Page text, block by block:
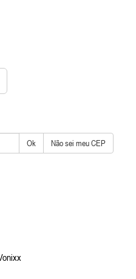
Ok Não sei meu CEP